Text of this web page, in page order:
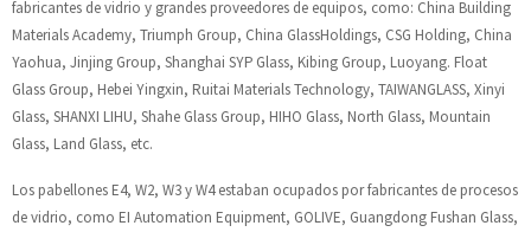
fabricantes de vidrio y grandes proveedores de equipos, como: China Building
Materials Academy, Triumph Group, China GlassHoldings, CSG Holding, China
Yaohua, Jinjing Group, Shanghai SYP Glass, Kibing Group, Luoyang. Float
Glass Group, Hebei Yingxin, Ruitai Materials Technology, TAIWANGLASS, Xinyi
Glass, SHANXI LIHU, Shahe Glass Group, HIHO Glass, North Glass, Mountain
Glass, Land Glass, etc.
Los pabellones E4, W2, W3 y W4 estaban ocupados por fabricantes de procesos
de vidrio, como EI Automation Equipment, GOLIVE, Guangdong Fushan Glass,